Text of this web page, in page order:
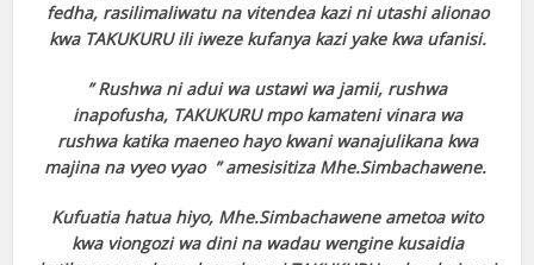
fedha, rasilimaliwatu na vitendea kazi ni utashi alionao
kwa TAKUKURU ili iweze kufanya kazi yake kwa ufanisi.
” Rushwa ni adui wa ustawi wa jamii, rushwa
inapofusha, TAKUKURU mpo kamateni vinara wa
rushwa katika maeneo hayo kwani wanajulikana kwa
majina na vyeo vyao ” amesisitiza Mhe.Simbachawene.
Kufuatia hatua hiyo, Mhe.Simbachawene ametoa wito
kwa viongozi wa dini na wadau wengine kusaidia